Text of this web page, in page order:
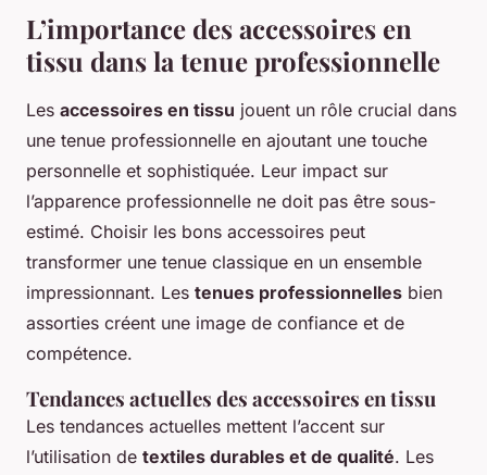
L’importance des accessoires en
tissu dans la tenue professionnelle
Les accessoires en tissu jouent un rôle crucial dans
une tenue professionnelle en ajoutant une touche
personnelle et sophistiquée. Leur impact sur
l’apparence professionnelle ne doit pas être sous-
estimé. Choisir les bons accessoires peut
transformer une tenue classique en un ensemble
impressionnant. Les tenues professionnelles bien
assorties créent une image de confiance et de
compétence.
Tendances actuelles des accessoires en tissu
Les tendances actuelles mettent l’accent sur
l’utilisation de textiles durables et de qualité. Les